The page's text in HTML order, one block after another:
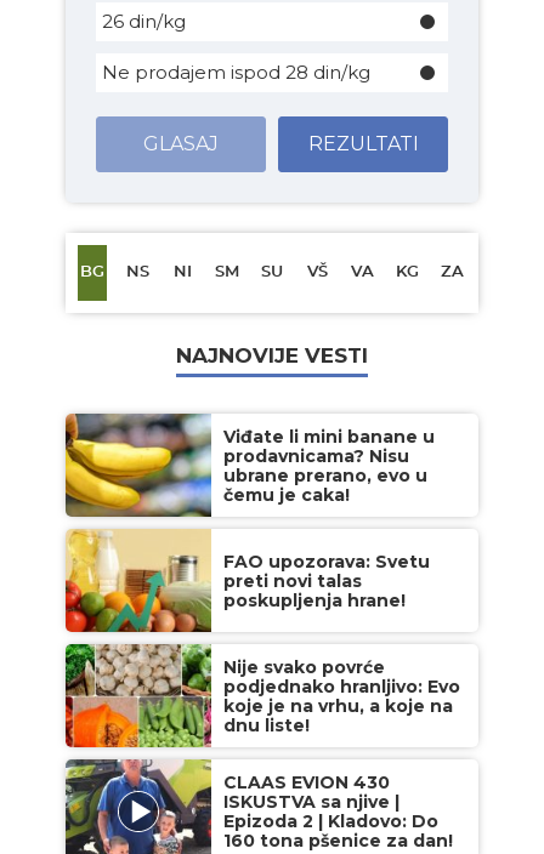
26 din/kg
Ne prodajem ispod 28 din/kg
GLASAJ REZULTATI
BG NS NI SM SU VŠ VA KG ZA
NAJNOVIJE VESTI
Viđate li mini banane u
prodavnicama? Nisu
ubrane prerano, evo u
čemu je caka!
FAO upozorava: Svetu
preti novi talas
poskupljenja hrane!
Nije svako povrće
podjednako hranljivo: Evo
koje je na vrhu, a koje na
dnu liste!
CLAAS EVION 430
ISKUSTVA sa njive |
Epizoda 2 | Kladovo: Do
160 tona pšenice za dan!